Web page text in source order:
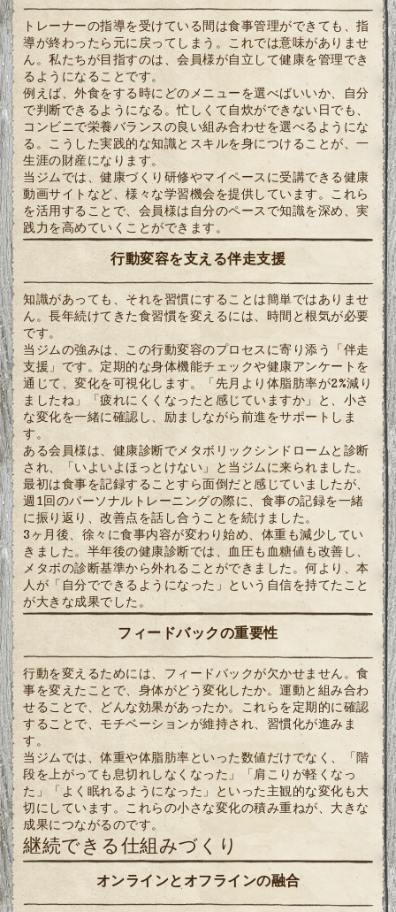
トレーナーの指導を受けている間は食事管理ができても、指
導が終わったら元に戻ってしまう。これでは意味がありませ
ん。私たちが目指すのは、会員様が自立して健康を管理でき
るようになることです。
例えば、外食をする時にどのメニューを選べばいいか、自分
で判断できるようになる。忙しくて自炊ができない日でも、
コンビニで栄養バランスの良い組み合わせを選べるようにな
る。こうした実践的な知識とスキルを身につけることが、一
生涯の財産になります。
当ジムでは、健康づくり研修やマイペースに受講できる健康
動画サイトなど、様々な学習機会を提供しています。これら
を活用することで、会員様は自分のペースで知識を深め、実
践力を高めていくことができます。
行動変容を支える伴走支援
知識があっても、それを習慣にすることは簡単ではありませ
ん。長年続けてきた食習慣を変えるには、時間と根気が必要
です。
当ジムの強みは、この行動変容のプロセスに寄り添う「伴走
支援」です。定期的な身体機能チェックや健康アンケートを
通じて、変化を可視化します。「先月より体脂肪率が2%減り
ましたね」「疲れにくくなったと感じていますか」と、小さ
な変化を一緒に確認し、励ましながら前進をサポートしま
す。
ある会員様は、健康診断でメタボリックシンドロームと診断
され、「いよいよほっとけない」と当ジムに来られました。
最初は食事を記録することすら面倒だと感じていましたが、
週1回のパーソナルトレーニングの際に、食事の記録を一緒
に振り返り、改善点を話し合うことを続けました。
3ヶ月後、徐々に食事内容が変わり始め、体重も減少してい
きました。半年後の健康診断では、血圧も血糖値も改善し、
メタボの診断基準から外れることができました。何より、本
人が「自分でできるようになった」という自信を持てたこと
が大きな成果でした。
フィードバックの重要性
行動を変えるためには、フィードバックが欠かせません。食
事を変えたことで、身体がどう変化したか。運動と組み合わ
せることで、どんな効果があったか。これらを定期的に確認
することで、モチベーションが維持され、習慣化が進みま
す。
当ジムでは、体重や体脂肪率といった数値だけでなく、「階
段を上がっても息切れしなくなった」「肩こりが軽くなっ
た」「よく眠れるようになった」といった主観的な変化も大
切にしています。これらの小さな変化の積み重ねが、大きな
成果につながるのです。
継続できる仕組みづくり
オンラインとオフラインの融合